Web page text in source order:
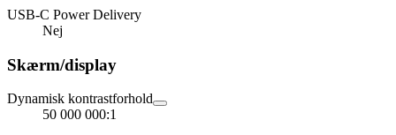
USB-C Power Delivery
Nej
Skærm/display
Dynamisk kontrastforhold
50 000 000:1